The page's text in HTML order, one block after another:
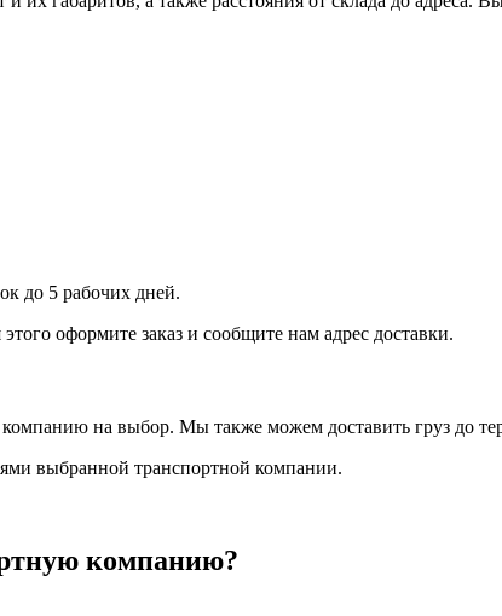
до 5 рабочих дней.
оформите заказ и сообщите нам адрес доставки.
на выбор. Мы также можем доставить груз до
выбранной транспортной компании.
компанию?